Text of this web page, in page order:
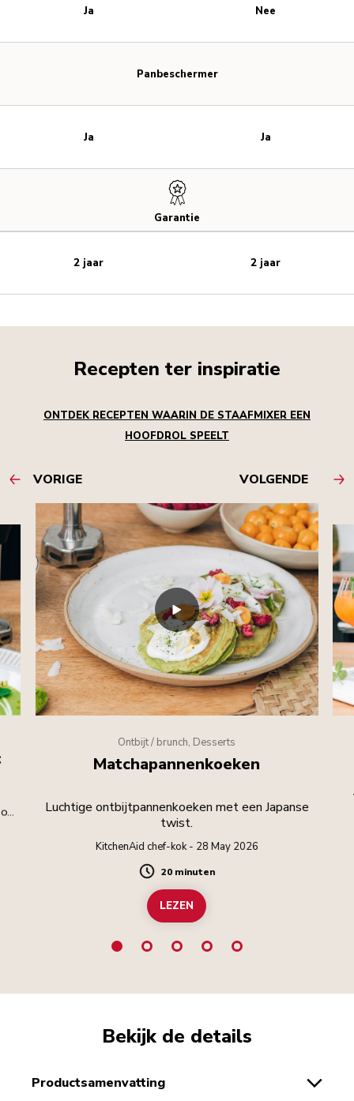
Panbeschermer
Garantie
Ja
Ja
2 jaar
Nee
Ja
2 jaar
Recepten ter inspiratie
ONTDEK RECEPTEN WAARIN DE STAAFMIXER EEN
HOOFDROL SPEELT
VORIGE VOLGENDE
Ontbijt / brunch, Desserts
Matchapannenkoeken
Luchtige ontbijtpannenkoeken met een Japanse
twist.
KitchenAid chef-kok - 28 May 2026
Duration
20 minuten
LEZEN
Bekijk de details
productsamenvatting